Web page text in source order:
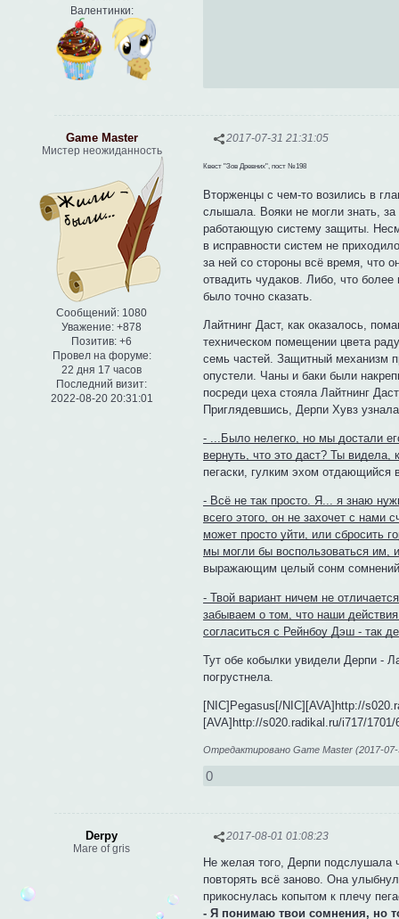
Валентинки:
2017-07-31 21:31:05
Game Master
Мистер неожиданность
Сообщений: 1080
Уважение: +878
Позитив: +6
Провел на форуме:
22 дня 17 часов
Последний визит:
2022-08-20 20:31:01
Квест "Зов Древних", пост №198
Вторженцы с чем-то возились в
слышала. Вояки не могли знать,
работающую систему защиты.
в исправности систем не
за ней со стороны всё время, что
отвадить чудаков. Либо, что более
было точно сказать.
Лайтнинг Даст, как оказалось,
техническом помещении цвета
семь частей. Защитный механизм
опустели. Чаны и баки были
посреди цеха стояла Лайтнинг
Приглядевшись, Дерпи Хувз
- ...Было нелегко, но мы достали
вернуть, что это даст? Ты
пегаски, гулким эхом отдающийся
- Всё не так просто. Я... я знаю
всего этого, он не захочет с
может просто уйти, или сбросить
мы могли бы воспользоваться им,
выражающим целый сонм
- Твой вариант ничем не
забываем о том, что наши
согласиться с Рейнбоу Дэш - так
Тут обе кобылки увидели Дерпи -
погрустнела.
[NIC]Pegasus[/NIC][AVA]http://
[AVA]http://s020.radikal.ru/i717/
Отредактировано Game Master (2017-07-
0
2017-08-01 01:08:23
Derpy
Mare of gris
Не желая того, Дерпи подслушала
повторять всё заново. Она
прикоснулась копытом к плечу
- Я понимаю твои сомнения, но